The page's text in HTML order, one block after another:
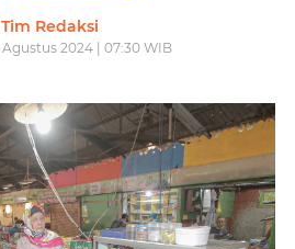
Tim Redaksi
2024 | 07:30 WIB